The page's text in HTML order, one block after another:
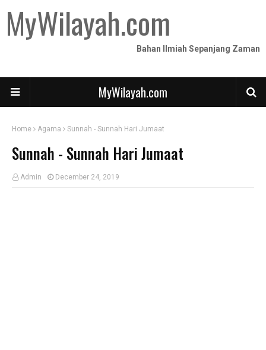
MyWilayah.com
Bahan Ilmiah Sepanjang Zaman
MyWilayah.com
Home Agama Sunnah - Sunnah Hari Jumaat
Sunnah - Sunnah Hari Jumaat
Admin December 24, 2019